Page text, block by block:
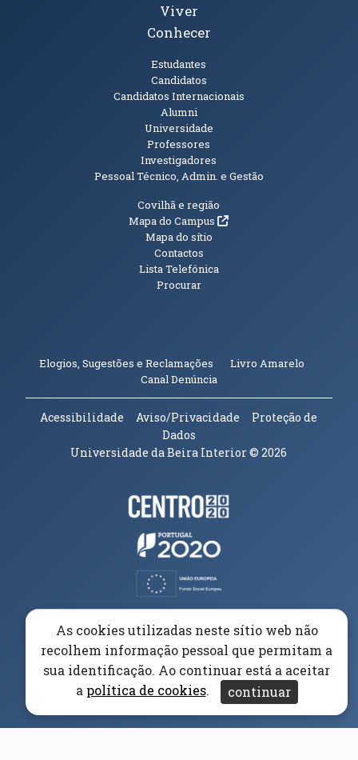
Viver
Conhecer
Estudantes
Candidatos
Candidatos Internacionais
Alumni
Universidade
Professores
Investigadores
Pessoal Técnico, Admin. e Gestão
Informações Adicionais
Covilhã e região
Mapa do Campus(abre em nova janela)
Mapa do sítio
Contactos
Lista Telefónica
Procurar
Elogios, Sugestões e Reclamações Livro Amarelo
Canal Denúncia(abre em nova janela)
Acessibilidade Aviso/Privacidade
Proteção de
Dados
Universidade da Beira Interior© 2026
Parceiros e Financiadores
(abre em nova janela)
(abre em nova janela)
As cookies utilizadas neste sítio web não
recolhem informação pessoal que permitam a
sua identificação. Ao continuar está a aceitar
a política de cookies. continuar